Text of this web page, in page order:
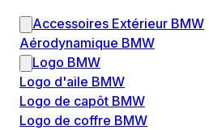
Accessoires Extérieur BMW
Aérodynamique BMW
Logo BMW
Logo d'aile BMW
Logo de capôt BMW
Logo de coffre BMW